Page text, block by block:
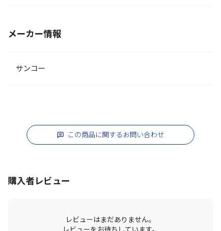
メーカー情報
サンコー
この商品に関するお問い合わせ
購入者レビュー
レビューはまだありません。